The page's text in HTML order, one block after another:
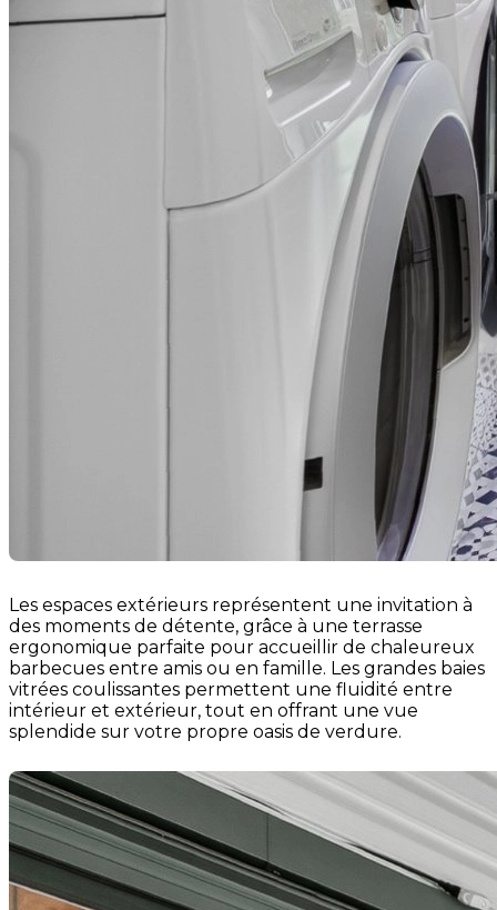
Les espaces extérieurs représentent une invitation à
des moments de détente, grâce à une terrasse
ergonomique parfaite pour accueillir de chaleureux
barbecues entre amis ou en famille. Les grandes baies
vitrées coulissantes permettent une fluidité entre
intérieur et extérieur, tout en offrant une vue
splendide sur votre propre oasis de verdure.